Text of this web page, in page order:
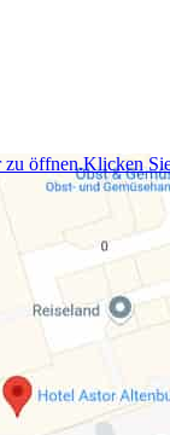
zu öffnen.Klicken